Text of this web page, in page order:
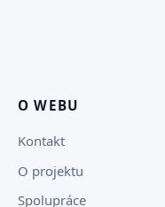
O WEBU
Kontakt
O projektu
Spolupráce